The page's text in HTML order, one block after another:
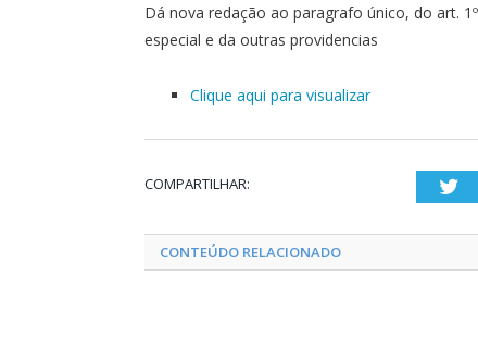
Dá nova redação ao paragrafo único, do art.
especial e da outras providencias
Clique aqui para visualizar
COMPARTILHAR:
CONTEÚDO RELACIONADO